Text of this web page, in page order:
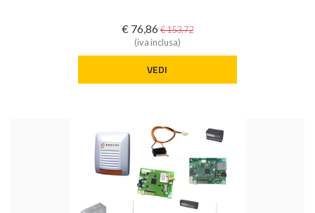
€ 76,86 € 153,72
(iva inclusa)
VEDI